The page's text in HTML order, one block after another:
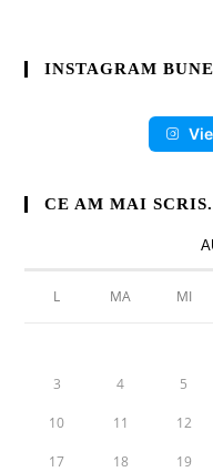
INSTAGRAM
CE AM MAI
L MA MI
3 4 5
10 11 12
17 18 19